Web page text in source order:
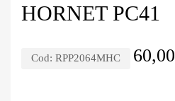
HORNET PC41
Cod: RPP2064MHC 60,00